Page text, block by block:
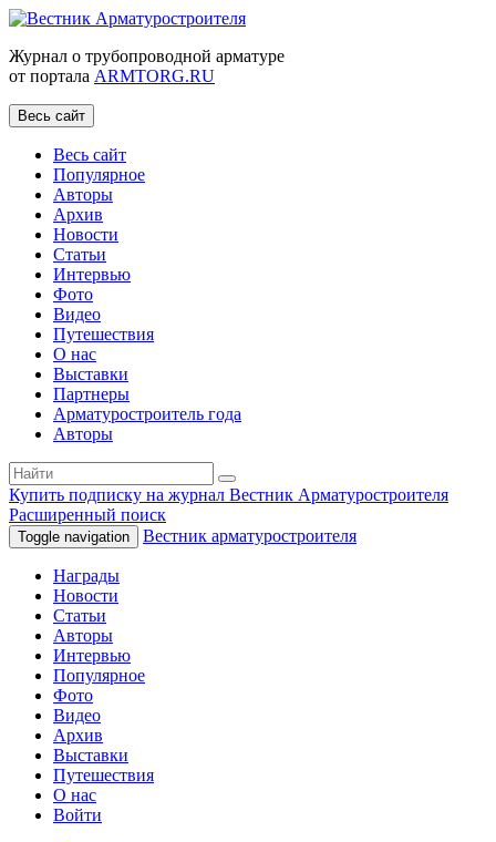
Журнал о трубопроводной арматуре
от портала ARMTORG.RU
Весь сайт
Весь сайт
Популярное
Авторы
Архив
Новости
Статьи
Интервью
Фото
Видео
Путешествия
О нас
Выставки
Партнеры
Арматуростроитель года
Авторы
Купить подписку на журнал Вестник Арматуростроителя
Расширенный поиск
Toggle navigation Вестник арматуростроителя
Награды
Новости
Статьи
Авторы
Интервью
Популярное
Фото
Видео
Архив
Выставки
Путешествия
О нас
Войти